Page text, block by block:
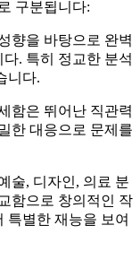
구분됩니다:
향을 바탕으로 완벽
. 특히 정교한 분석
니다.
함은 뛰어난 직관력
한 대응으로 문제를
술, 디자인, 의료 분
함으로 창의적인 작
특별한 재능을 보여